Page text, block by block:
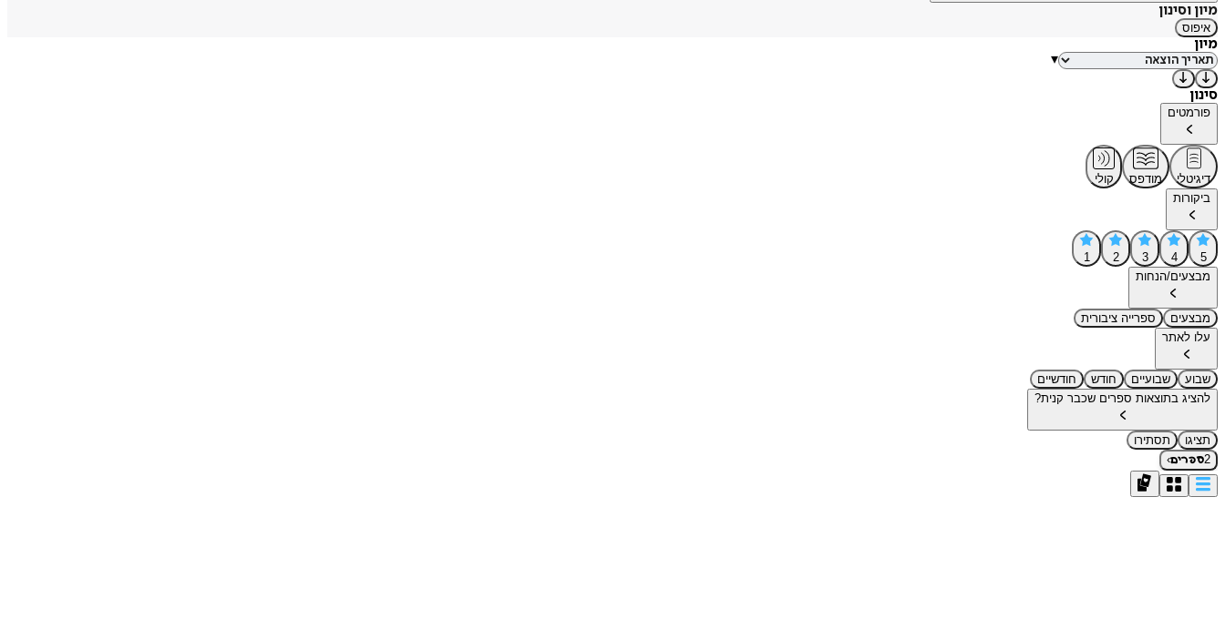
מיון וסינון
איפוס
מיון
▾
סינון
פורמטים
דיגיטלי מודפס
קולי
ביקורות
5
4
3
2
1
מבצעים/הנחות
מבצעים
ספרייה ציבורית
עלו לאתר
שבוע שבועיים חודש
חודשיים
להציג בתוצאות ספרים שכבר קנית?
תציגו
תסתירו
2ספרים›